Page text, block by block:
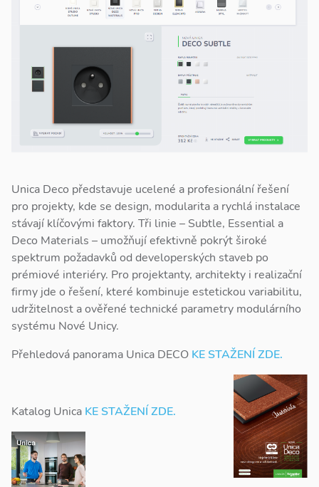
Unica Deco představuje ucelené a profesionální řešení
pro projekty, kde se design, modularita a rychlá instalace
stávají klíčovými faktory. Tři linie – Subtle, Essential a
Deco Materials – umožňují efektivně pokrýt široké
spektrum požadavků od developerských staveb po
prémiové interiéry. Pro projektanty, architekty i realizační
firmy jde o řešení, které kombinuje estetickou variabilitu,
udržitelnost a ověřené technické parametry modulárního
systému Nové Unicy.
Přehledová panorama Unica DECO KE STAŽENÍ ZDE.
Katalog Unica KE STAŽENÍ ZDE.